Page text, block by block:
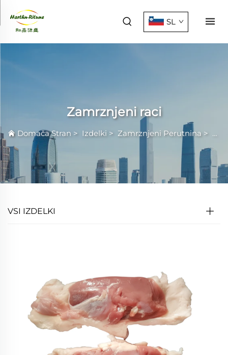
SL
Zamrznjeni raci
Domača Stran > Izdelki > Zamrznjeni Perutnina >
VSI IZDELKI